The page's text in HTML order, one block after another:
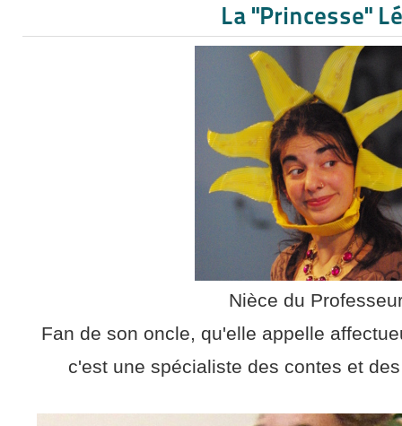
La "Princesse"
Nièce du
Fan de son oncle, qu'elle appelle
c'est une spécialiste des contes et